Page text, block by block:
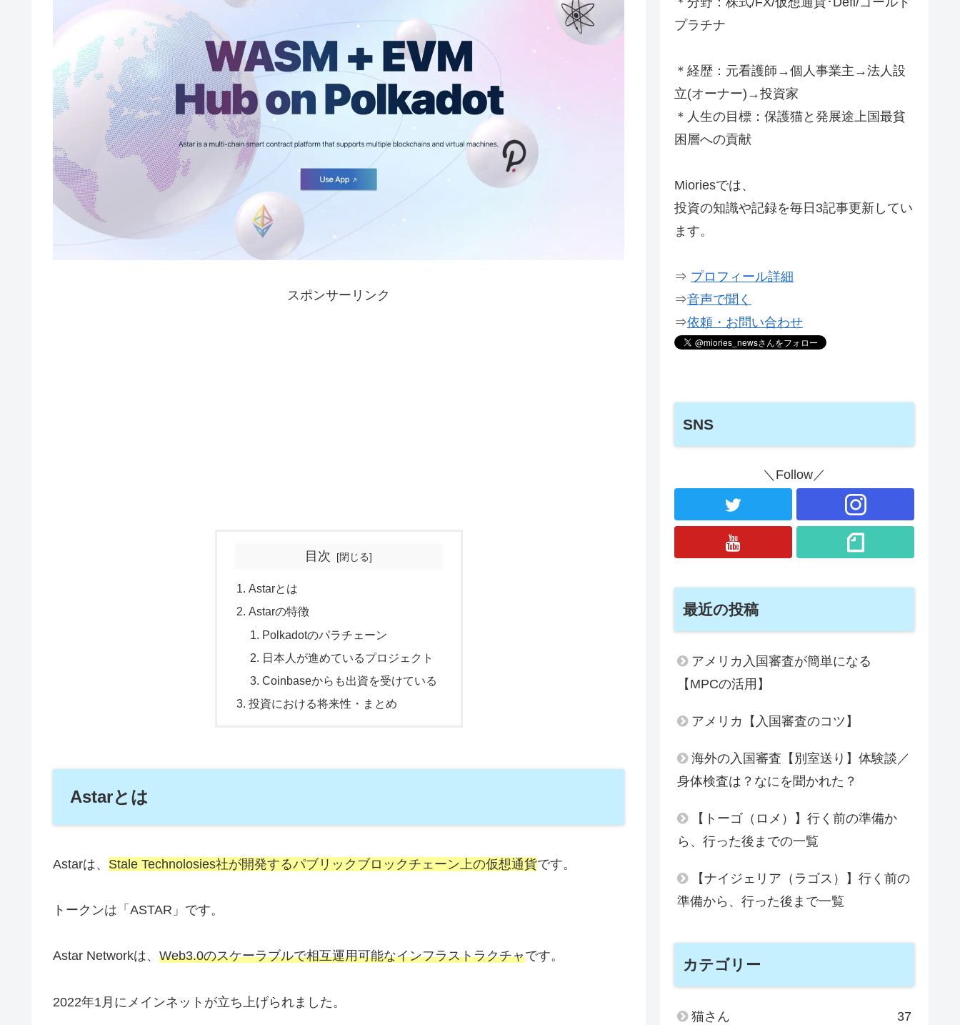
スポンサーリンク
目次
Astarとは
Astarの特徴
Polkadotのパラチェーン
日本人が進めているプロジェクト
Coinbaseからも出資を受けている
投資における将来性・まとめ
Astarとは
Astarは、 Stale Technolosies社が開発するパブリックブロックチェーン上の仮想通貨です。
トークンは「ASTAR」です。
Astar Networkは、 Web3.0のスケーラブルで相互運用可能なインフラストラクチャです。
2022年1月にメインネットが立ち上げられました。
プラチナ
＊経歴：元看護師→個人事業主→法人設
立(オーナー)→投資家
＊人生の目標：保護猫と発展途上国最貧
困層への貢献
Mioriesでは、
投資の知識や記録を毎日3記事更新してい
ます。
⇒ プロフィール詳細
⇒音声で聞く
⇒依頼・お問い合わせ
SNS
＼Follow／
最近の投稿
アメリカ入国審査が簡単になる
【MPCの活用】
アメリカ【入国審査のコツ】
海外の入国審査【別室送り】体験談／
身体検査は？なにを聞かれた？
【トーゴ（ロメ）】行く前の準備か
ら、行った後までの一覧
【ナイジェリア（ラゴス）】行く前の
準備から、行った後まで一覧
カテゴリー
猫さん 37